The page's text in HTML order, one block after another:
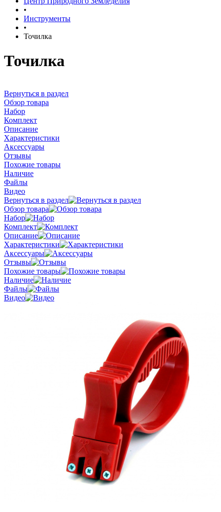
•
Инструменты
•
Точилка
Точилка
Вернуться в раздел
Обзор товара
Набор
Комплект
Описание
Характеристики
Аксессуары
Отзывы
Похожие товары
Наличие
Файлы
Видео
Вернуться в раздел
Обзор товара
Набор
Комплект
Описание
Характеристики
Аксессуары
Отзывы
Похожие товары
Наличие
Файлы
Видео